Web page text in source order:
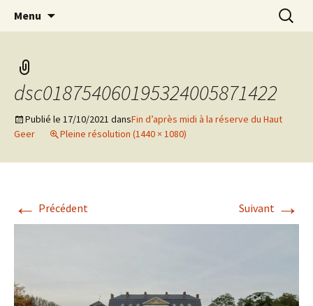
Marc Leroi
Menu
dsc018754060195324005871422
Publié le 17/10/2021 dansFin d’après midi à la réserve du Haut
Geer
Pleine résolution (1440 × 1080)
← Précédent Suivant →